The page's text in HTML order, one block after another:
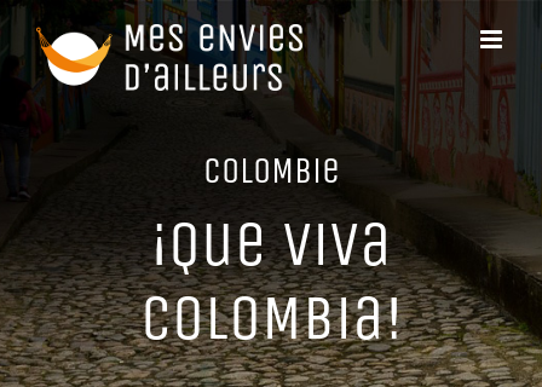
Passer
contenu
CoLoMBie
¡Que ViVa
CoLoMBia!